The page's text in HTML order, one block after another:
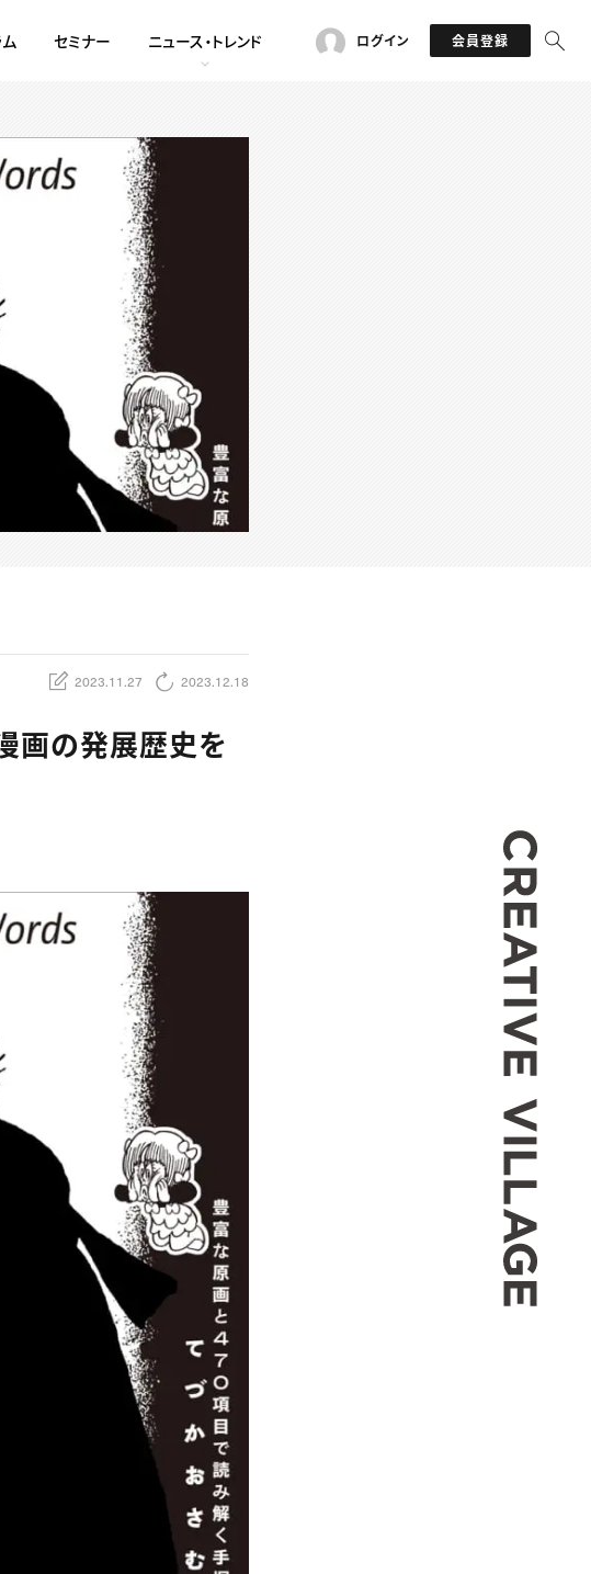
セミナー ニュース・トレンド ログイン 会員登録
2023.11.27 2023.12.18
画の発展歴史を